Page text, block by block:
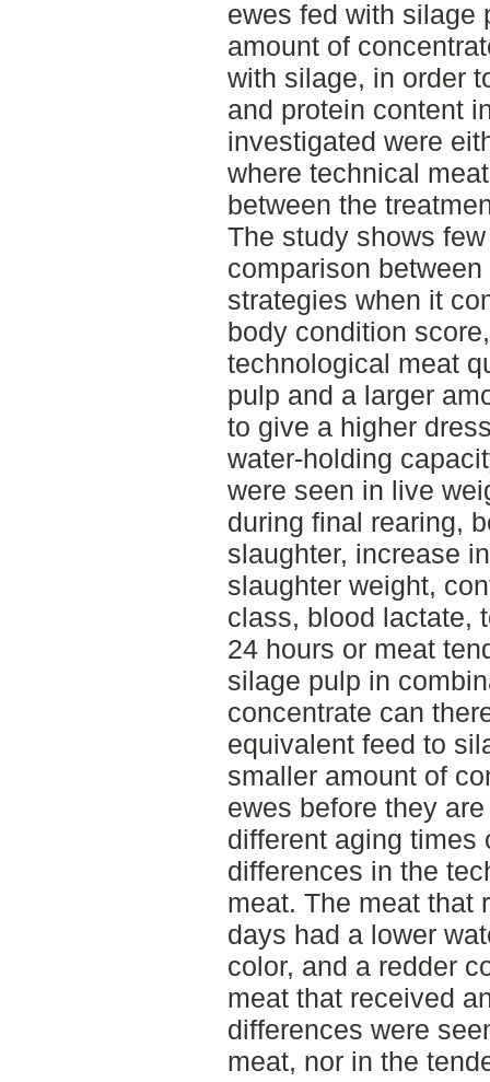
ewes fed with silage
amount of
with silage, in order
and protein content
investigated were
where technical
between the
The study shows
comparison
strategies when it
body condition
technological meat
pulp and a larger
to give a higher
water-holding
were seen in live
during final rearing,
slaughter, increase
slaughter weight,
class, blood lactate,
24 hours or meat
silage pulp in
concentrate can
equivalent feed to
smaller amount of
ewes before they
different aging times
differences in the
meat. The meat that
days had a lower
color, and a redder
meat that received
differences were
meat, nor in the